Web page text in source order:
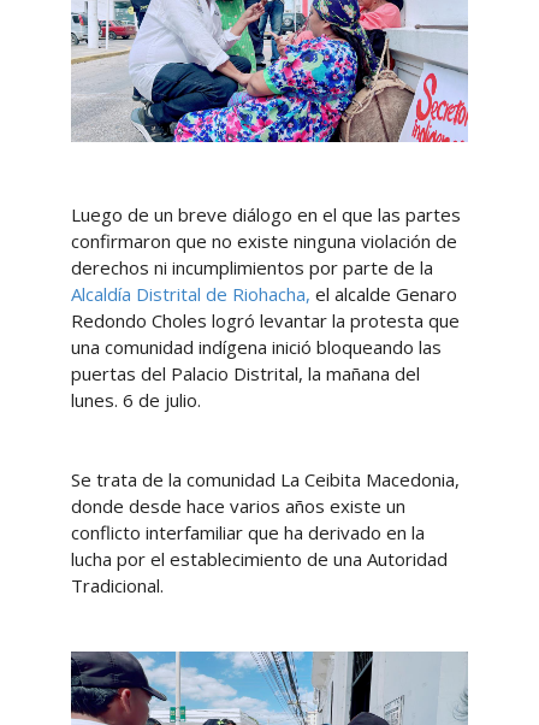
Luego de un breve diálogo en el que las partes
confirmaron que no existe ninguna violación de
derechos ni incumplimientos por parte de la
Alcaldía Distrital de Riohacha, el alcalde Genaro
Redondo Choles logró levantar la protesta que
una comunidad indígena inició bloqueando las
puertas del Palacio Distrital, la mañana del
lunes. 6 de julio.
Se trata de la comunidad La Ceibita Macedonia,
donde desde hace varios años existe un
conflicto interfamiliar que ha derivado en la
lucha por el establecimiento de una Autoridad
Tradicional.